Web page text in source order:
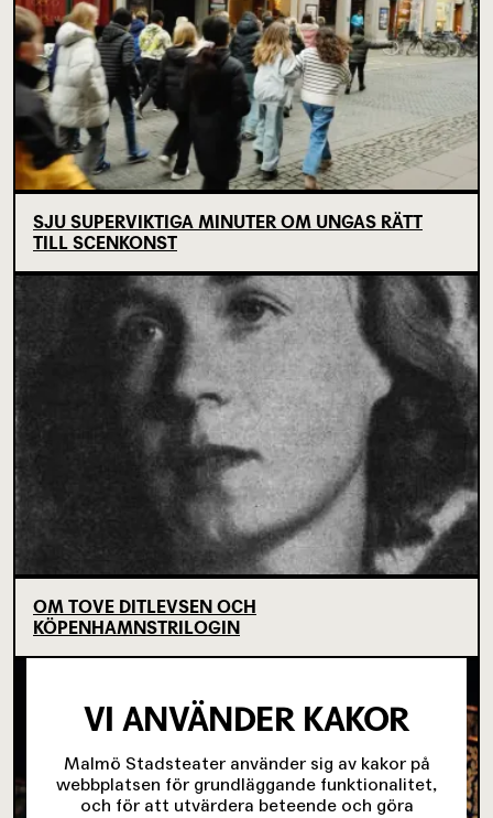
SJU SUPERVIKTIGA MINUTER OM UNGAS RÄTT
TILL SCENKONST
OM TOVE DITLEVSEN OCH
KÖPENHAMNSTRILOGIN
VI ANVÄNDER KAKOR
Malmö Stadsteater använder sig av kakor på
webbplatsen för grundläggande funktionalitet,
och för att utvärdera beteende och göra